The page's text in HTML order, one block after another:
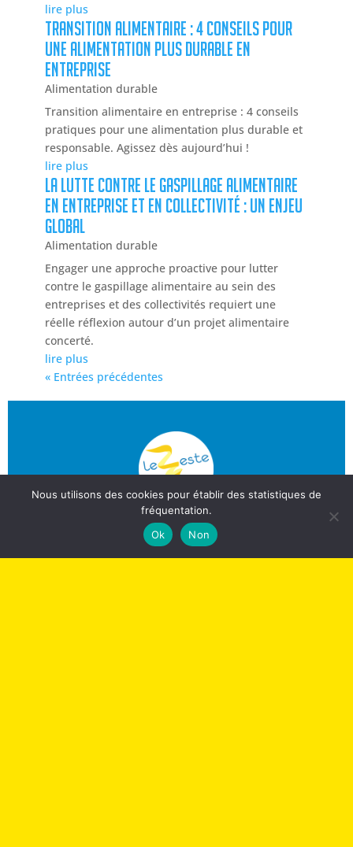
lire plus
Transition alimentaire : 4 conseils pour
une alimentation plus durable en
entreprise
Alimentation durable
Transition alimentaire en entreprise : 4 conseils
pratiques pour une alimentation plus durable et
responsable. Agissez dès aujourd’hui !
lire plus
La lutte contre le gaspillage alimentaire
en entreprise et en collectivité : un enjeu
global
Alimentation durable
Engager une approche proactive pour lutter
contre le gaspillage alimentaire au sein des
entreprises et des collectivités requiert une
réelle réflexion autour d’un projet alimentaire
concerté.
lire plus
« Entrées précédentes
Nous utilisons des cookies pour établir des statistiques de
fréquentation.
Ok
Non